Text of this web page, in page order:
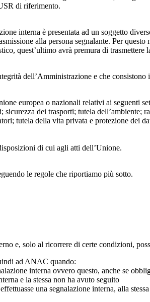
di riferimento.
interna è presentata ad un soggetto
alla persona segnalante. Per
quest’ultimo avrà premura di
dell’Amministrazione e che consistono
europea o nazionali relativi ai seguenti
dei trasporti; tutela dell’ambiente;
tutela della vita privata e protezione dei
di cui agli atti dell’Unione.
le regole che riportiamo più sotto.
e, solo al ricorrere di certe condizioni,
ad ANAC quando:
interna ovvero questo, anche se
e la stessa non ha avuto seguito
una segnalazione interna, alla